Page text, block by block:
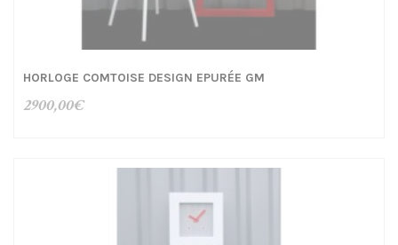
HORLOGE COMTOISE DESIGN EPURÉE GM
2900,00€